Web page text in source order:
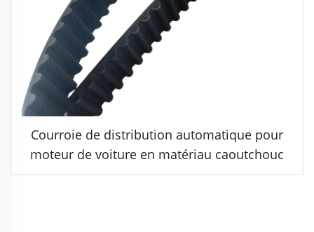
Courroie de distribution automatique pour
moteur de voiture en matériau caoutchouc